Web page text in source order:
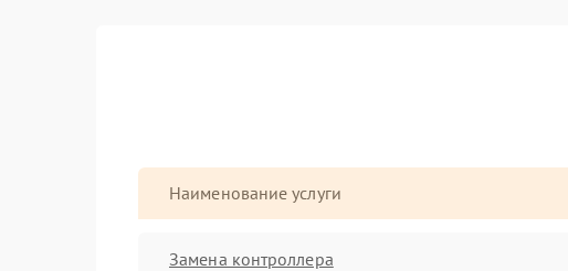
Наименование услуги
Замена контроллера